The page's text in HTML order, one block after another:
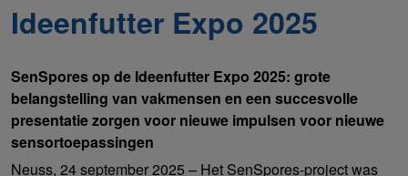
Ideenfutter Expo 2025
SenSpores op de Ideenfutter Expo 2025: grote
belangstelling van vakmensen en een succesvolle
presentatie zorgen voor nieuwe impulsen voor nieuwe
sensortoepassingen
Neuss, 24 september 2025 – Het SenSpores-project was